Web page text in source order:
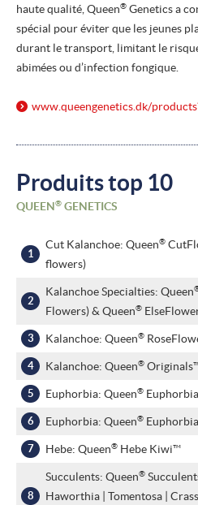
haute qualité, Queen® Genetics a
spécial pour éviter que les jeunes
durant le transport, limitant le
abimées ou d’infection fongique.
www.queengenetics.dk/
Produits top 10
QUEEN® GENETICS
Cut Kalanchoe: Queen®
flowers)
Kalanchoe Specialties: Queen
Flowers) & Queen®
Kalanchoe: Queen®
Kalanchoe: Queen®
Euphorbia: Queen®
Euphorbia: Queen®
Hebe: Queen® Hebe Kiwi™
Succulents: Queen®
Haworthia | Tomentosa |